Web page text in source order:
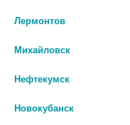
Общество с
Лермонтов
Михайловск
Нефтекумск
Новокубанск